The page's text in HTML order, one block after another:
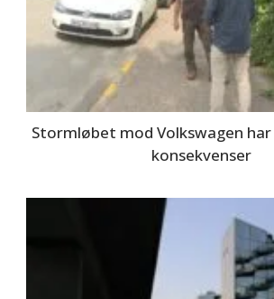
Stormløbet mod Volkswagen
konsekvenser